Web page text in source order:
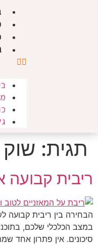
תגית: שוק
ריבית קבועה
הבחירה בין ריבית קבועה
במצב הכלכלי שלכם,
סיכונים. אין פתרון אחד